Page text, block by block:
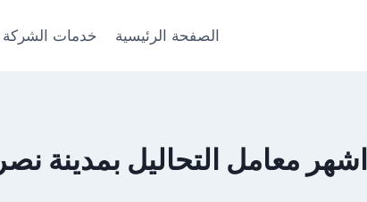
الصفحة الرئيسية خدمات الشركة
اشهر معامل التحاليل بمدينة نصر